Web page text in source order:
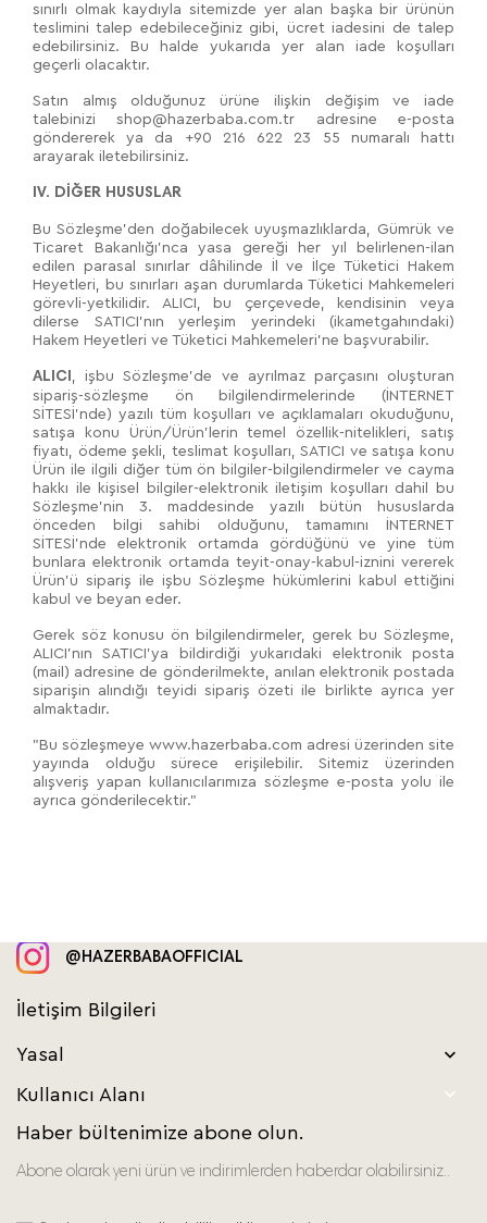
sınırlı olmak kaydıyla sitemizde yer alan başka bir ürünün
teslimini talep edebileceğiniz gibi, ücret iadesini de talep
edebilirsiniz. Bu halde yukarıda yer alan iade koşulları
geçerli olacaktır.
Satın almış olduğunuz ürüne ilişkin değişim ve iade
talebinizi shop@hazerbaba.com.tr adresine e-posta
göndererek ya da +90 216 622 23 55 numaralı hattı
arayarak iletebilirsiniz.
IV. DİĞER HUSUSLAR
Bu Sözleşme'den doğabilecek uyuşmazlıklarda, Gümrük ve
Ticaret Bakanlığı'nca yasa gereği her yıl belirlenen-ilan
edilen parasal sınırlar dâhilinde İl ve İlçe Tüketici Hakem
Heyetleri, bu sınırları aşan durumlarda Tüketici Mahkemeleri
görevli-yetkilidir. ALICI, bu çerçevede, kendisinin veya
dilerse SATICI'nın yerleşim yerindeki (ikametgahındaki)
Hakem Heyetleri ve Tüketici Mahkemeleri'ne başvurabilir.
ALICI, işbu Sözleşme'de ve ayrılmaz parçasını oluşturan
sipariş-sözleşme ön bilgilendirmelerinde (İNTERNET
SİTESİ'nde) yazılı tüm koşulları ve açıklamaları okuduğunu,
satışa konu Ürün/Ürün'lerin temel özellik-nitelikleri, satış
fiyatı, ödeme şekli, teslimat koşulları, SATICI ve satışa konu
Ürün ile ilgili diğer tüm ön bilgiler-bilgilendirmeler ve cayma
hakkı ile kişisel bilgiler-elektronik iletişim koşulları dahil bu
Sözleşme'nin 3. maddesinde yazılı bütün hususlarda
önceden bilgi sahibi olduğunu, tamamını İNTERNET
SİTESİ'nde elektronik ortamda gördüğünü ve yine tüm
bunlara elektronik ortamda teyit-onay-kabul-iznini vererek
Ürün'ü sipariş ile işbu Sözleşme hükümlerini kabul ettiğini
kabul ve beyan eder.
Gerek söz konusu ön bilgilendirmeler, gerek bu Sözleşme,
ALICI'nın SATICI'ya bildirdiği yukarıdaki elektronik posta
(mail) adresine de gönderilmekte, anılan elektronik postada
siparişin alındığı teyidi sipariş özeti ile birlikte ayrıca yer
almaktadır.
"Bu sözleşmeye www.hazerbaba.com adresi üzerinden site
yayında olduğu sürece erişilebilir. Sitemiz üzerinden
alışveriş yapan kullanıcılarımıza sözleşme e-posta yolu ile
ayrıca gönderilecektir."
İletişim Bilgileri
@HAZERBABAOFFICIAL
Yasal 
Kullanıcı Alanı 
Haber bültenimize abone olun.
Abone olarak yeni ürün ve indirimlerden haberdar olabilirsiniz..